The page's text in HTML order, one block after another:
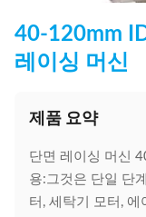
40-120mm
레이싱 머신
제품 요약
단면 레이싱 머신
용:그것은 단일 단
터, 세탁기 모터, 에